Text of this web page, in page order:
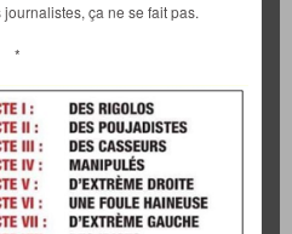
ça ne se fait pas.
*